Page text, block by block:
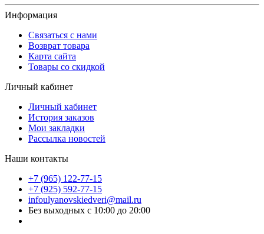
Информация
Связаться с нами
Возврат товара
Карта сайта
Товары со скидкой
Личный кабинет
Личный кабинет
История заказов
Мои закладки
Рассылка новостей
Наши контакты
+7 (965) 122-77-15
+7 (925) 592-77-15
infoulyanovskiedveri@mail.ru
Без выходных с 10:00 до 20:00